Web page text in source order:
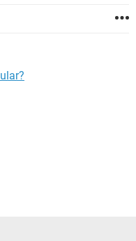
ME DIJO QUE
MEJOR